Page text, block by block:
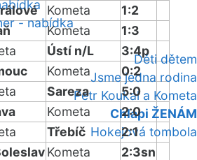
- nabídka
Děti dětem
Jsme jedna rodina
Petr Koukal a Kometa
Chlapi ŽENÁM
Hokejová tombola
Kometa
1:2
Kometa
1:3
Ústí n/L
3:4p
Kometa
0:2
Sareza
5:0
Kometa
2:0
Třebíč
2:1
Kometa
2:3sn